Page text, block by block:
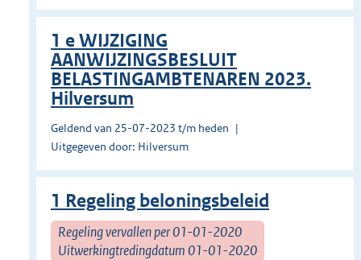
1 e WIJZIGING
AANWIJZINGSBESLUIT
BELASTINGAMBTENAREN 2023.
Hilversum
Geldend van 25-07-2023 t/m heden
Uitgegeven door: Hilversum
1 Regeling beloningsbeleid
Regeling vervallen per 01-01-2020
Uitwerkingtredingdatum 01-01-2020